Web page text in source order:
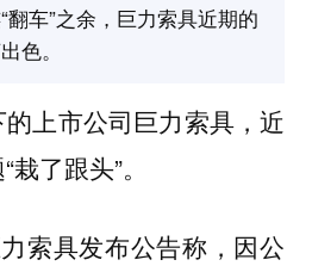
翻车”之余，巨力索具近期的
色。
上市公司巨力索具，近
了跟头”。
索具发布公告称， 因公